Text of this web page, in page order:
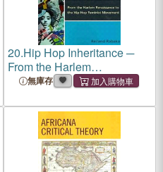
20.Hip Hop Inheritance ─
From the Harlem
Renaissance to the Hip Hop
無庫存